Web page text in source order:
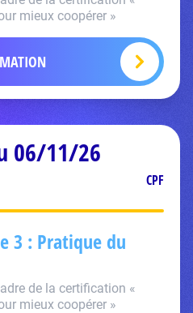
mieux coopérer »
06/11/26
CPF
3 : Pratique du
de la certification «
mieux coopérer »